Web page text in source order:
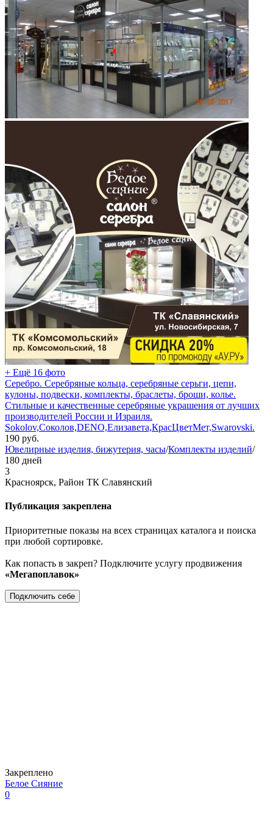
+ Ещё 16 фото
Серебро. Серебряные кольца, серебряные серьги, цепи,
кулоны, подвески, комплекты, браслеты, броши, колье.
Стильные и качественные серебряные украшения от лучших
производителей России и Израиля.
Sokolov,Соколов,DENO,Елизавета,КрасЦветМет,Swarovski.
190 руб.
Ювелирные изделия, бижутерия, часы/Комплекты изделий/
180 дней
3
Красноярск, Район ТК Славянский
Публикация закреплена
Приоритетные показы на всех страницах каталога и поиска
при любой сортировке.
Как попасть в закреп? Подключите услугу продвижения
«Мегапоплавок»
Подключить себе
Закреплено
Белое Сияние
0